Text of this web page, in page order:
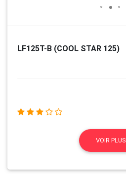
LF125T-B (COOL STAR 125)
VOIR PLUS